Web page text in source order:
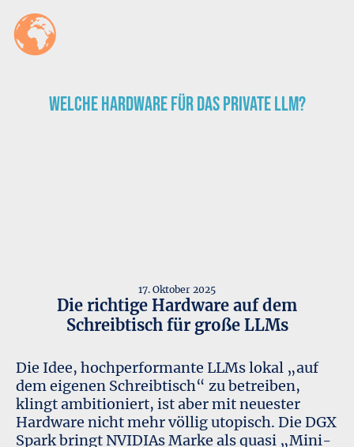
Welche Hardware für das private LLM?
17. Oktober 2025
Die richtige Hardware auf dem
Schreibtisch für große LLMs
Die Idee, hochperformante LLMs lokal „auf
dem eigenen Schreibtisch“ zu betreiben,
klingt ambitioniert, ist aber mit neuester
Hardware nicht mehr völlig utopisch. Die DGX
Spark bringt NVIDIAs Marke als quasi „Mini-